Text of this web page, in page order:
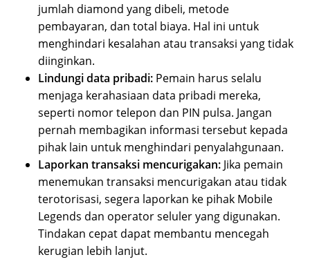
jumlah diamond yang dibeli, metode
pembayaran, dan total biaya. Hal ini untuk
menghindari kesalahan atau transaksi yang tidak
diinginkan.
Lindungi data pribadi: Pemain harus selalu
menjaga kerahasiaan data pribadi mereka,
seperti nomor telepon dan PIN pulsa. Jangan
pernah membagikan informasi tersebut kepada
pihak lain untuk menghindari penyalahgunaan.
Laporkan transaksi mencurigakan: Jika pemain
menemukan transaksi mencurigakan atau tidak
terotorisasi, segera laporkan ke pihak Mobile
Legends dan operator seluler yang digunakan.
Tindakan cepat dapat membantu mencegah
kerugian lebih lanjut.